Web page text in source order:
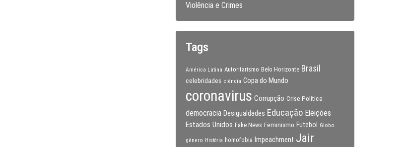
Violência e Crimes
Tags
América Latina Autoritarismo Belo Horizonte Brasil
celebridades ciência Copa do Mundo
coronavirus Corrupção Crise Política
democracia Desigualdades Educação Eleições
Estados Unidos Fake News Feminismo Futebol Globo
gênero História homofobia Impeachment Jair